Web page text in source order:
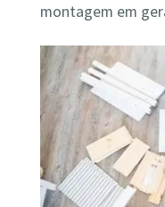
montagem em